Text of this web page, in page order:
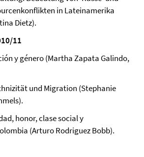
in Lateinamerika
Dietz).
11
y género (Martha Zapata Galindo,
und Migration (Stephanie
honor, clase social y
(Arturo Rodriguez Bobb).